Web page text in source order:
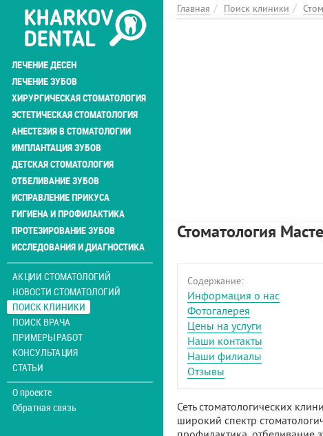
Перейти
основному
содержанию
ЛЕЧЕНИЕ ДЕСЕН
ЛЕЧЕНИЕ ЗУБОВ
ХИРУРГИЧЕСКАЯ СТОМАТОЛОГИЯ
ЭСТЕТИЧЕСКАЯ СТОМАТОЛОГИЯ
АНЕСТЕЗИЯ В СТОМАТОЛОГИИ
ИМПЛАНТАЦИЯ ЗУБОВ
ДЕТСКАЯ СТОМАТОЛОГИЯ
ОТБЕЛИВАНИЕ ЗУБОВ
ИСПРАВЛЕНИЕ ПРИКУСА
ГИГИЕНА И ПРОФИЛАКТИКА
ПРОТЕЗИРОВАНИЕ ЗУБОВ
ИССЛЕДОВАНИЯ И ДИАГНОСТИКА
АКЦИИ СТОМАТОЛОГИЙ
НОВОСТИ СТОМАТОЛОГИЙ
ПОИСК КЛИНИКИ
ПОИСК ВРАЧА
ПРИМЕРЫ РАБОТ
КОНСУЛЬТАЦИЯ
СТАТЬИ
О проекте
Обратная связь
Главная Поиск клиники
Стоматология
Содержание:
Информация о нас
Фотогалерея
Цены на услуги
Наши контакты
Наши филиалы
Отзывы
Сеть стоматологических
широкий спектр